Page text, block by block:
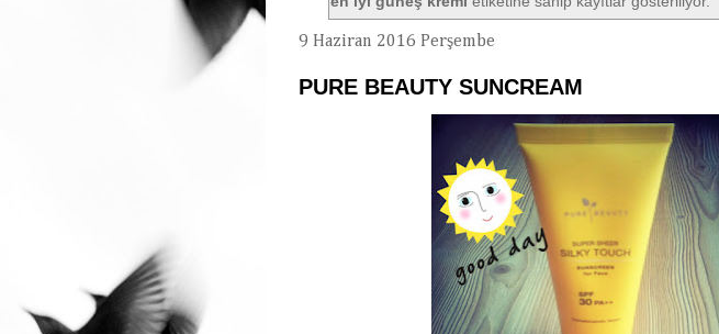
9 Haziran 2016 Perşembe
PURE BEAUTY SUNCREAM